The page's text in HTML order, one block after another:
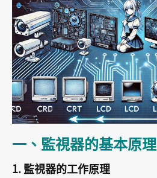
一、監視器的基本原
1. 監視器的工作原理